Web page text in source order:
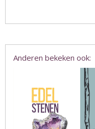
Anderen bekeken ook: